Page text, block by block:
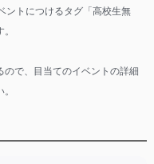
ントにつけるタグ「高校生無
で、目当てのイベントの詳細